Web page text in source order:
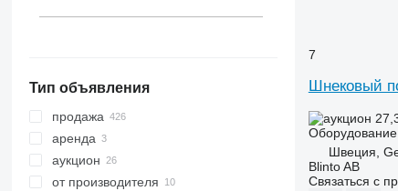
Тип объявления
продажа
аренда
аукцион
от производителя
7
Шнековый
Оборудование
Швеция,
Blinto AB
Связаться с